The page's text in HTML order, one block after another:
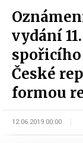
vydání
České
formou
12.06.2019 00:00